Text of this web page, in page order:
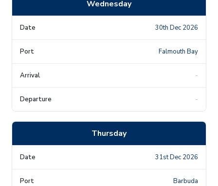
Wednesday
30th Dec 2026
Falmouth Bay
-
-
Thursday
31st Dec 2026
Barbuda